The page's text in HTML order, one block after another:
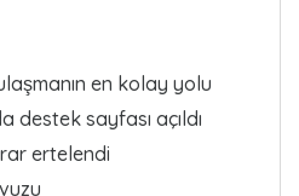
en kolay yolu
destek sayfası açıldı
ertelendi